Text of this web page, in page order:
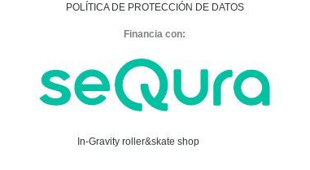
POLÍTICA DE PROTECCIÓN DE DATOS
Financia con:
In-Gravity roller&skate shop